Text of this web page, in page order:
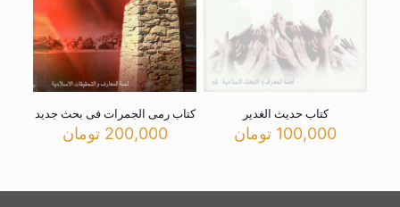
کتاب حدیث الغدیر
100,000 تومان
کتاب رمی الجمرات فی بحث جدید
200,000 تومان